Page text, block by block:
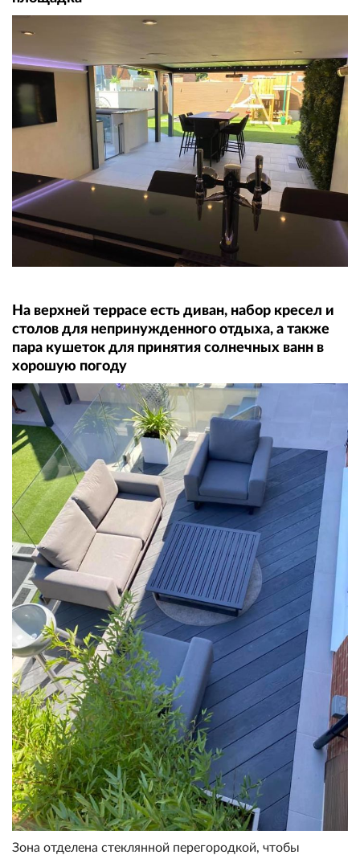
На верхней террасе есть диван, набор кресел и
столов для непринужденного отдыха, а также
пара кушеток для принятия солнечных ванн в
хорошую погоду
Зона отделена стеклянной перегородкой, чтобы